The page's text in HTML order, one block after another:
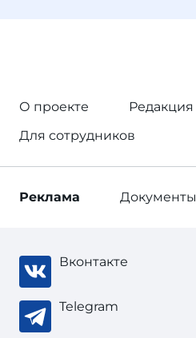
О проекте
Редакция
Для сотрудников
Реклама Документы
Вконтакте
Telegram